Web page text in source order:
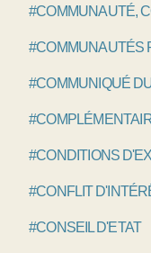
#COMMUNAUTÉ,
#COMMUNAUTÉS
#COMMUNIQUÉ
#CONDITIONS
#CONFLIT
#CONSEIL D'ETAT